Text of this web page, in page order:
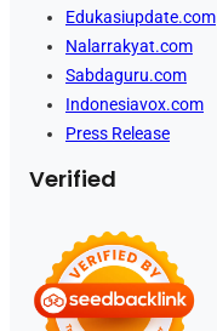
Edukasiupdate.com
Nalarrakyat.com
Sabdaguru.com
Indonesiavox.com
Press Release
Verified